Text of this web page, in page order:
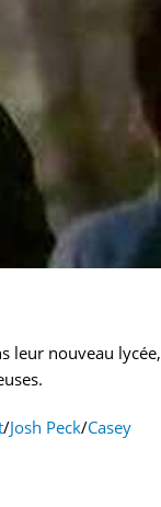
leur nouveau lycée,
/Josh Peck/Casey